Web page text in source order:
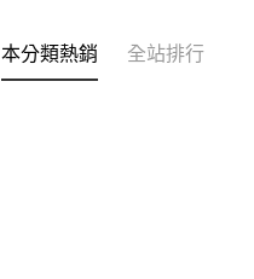
本分類熱銷 全站排行